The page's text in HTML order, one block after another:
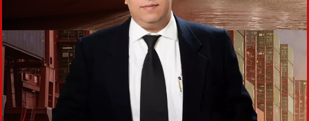
איך למנוע גניבת מקרקעין אסטרטגיית יציאה קורונה גביית חוב פסק דין גבית חוב בעל עסק
דמי ניהול חברת ניהול הוצאה לפועל הסכם יבוא זיוף ומרמה מקרקעין חוב אבוד חשד זיוף מרמה מקרקעין יבוא בינלאומי
יבוא בינלאומי בלעדי יבוא בלעדי יבוא טובין יבוא מקביל ייצוג משפטי עורכי דין
ייצוג משרד
עורכי דין משבר כלכלי קורונה משבר קורונה סעיף בלעדיות פטור ממס הכנסה
פטור ממס הכנסה לחולי
סרטן
פסק דין דייר סרבן קורבן למרמה במקרקעין קניית מקרקעין במרמה תביעה משפטית קורונה תביעה נגד
שוכר תביעה פינוי דירה